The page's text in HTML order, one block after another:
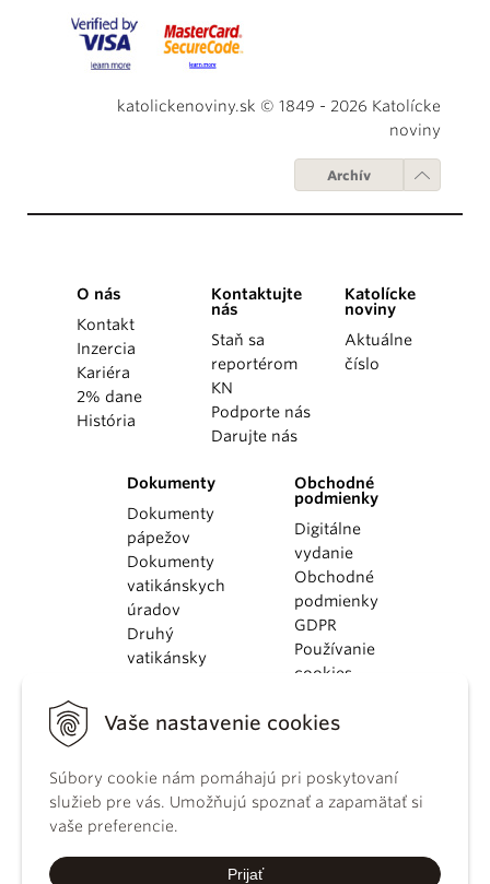
Vaše nastavenie cookies
Súbory cookie nám pomáhajú pri poskytovaní
služieb pre vás. Umožňujú spoznať a zapamätať si
vaše preferencie.
Prijať
katolickenoviny.sk © 1849 - 2026 Katolícke
noviny
Archív
O nás
Kontakt
Inzercia
Kariéra
2% dane
História
Kontaktujte
nás
Staň sa
reportérom
KN
Podporte nás
Darujte nás
Katolícke
noviny
Aktuálne
číslo
Dokumenty
Dokumenty
pápežov
Dokumenty
vatikánskych
úradov
Druhý
vatikánsky
KBS
kánonického
práva
Katechizmus
Obchodné
podmienky
Digitálne
vydanie
Obchodné
podmienky
GDPR
Používanie
cookies